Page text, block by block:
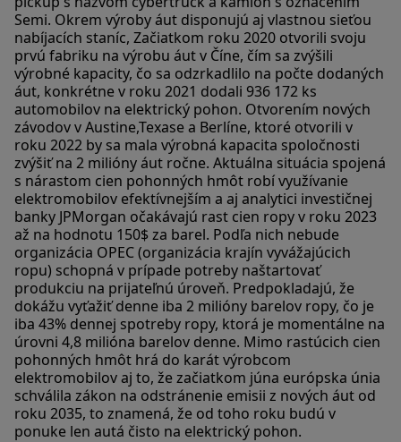
Semi. Okrem výroby áut disponujú aj vlastnou sieťou
nabíjacích staníc, Začiatkom roku 2020 otvorili svoju
prvú fabriku na výrobu áut v Číne, čím sa zvýšili
výrobné kapacity, čo sa odzrkadlilo na počte dodaných
áut, konkrétne v roku 2021 dodali 936 172 ks
automobilov na elektrický pohon. Otvorením nových
závodov v Austine,Texase a Berlíne, ktoré otvorili v
roku 2022 by sa mala výrobná kapacita spoločnosti
zvýšiť na 2 milióny áut ročne. Aktuálna situácia spojená
s nárastom cien pohonných hmôt robí využívanie
elektromobilov efektívnejším a aj analytici investičnej
banky JPMorgan očakávajú rast cien ropy v roku 2023
až na hodnotu 150$ za barel. Podľa nich nebude
organizácia OPEC (organizácia krajín vyvážajúcich
ropu) schopná v prípade potreby naštartovať
produkciu na prijateľnú úroveň. Predpokladajú, že
dokážu vyťažiť denne iba 2 milióny barelov ropy, čo je
iba 43% dennej spotreby ropy, ktorá je momentálne na
úrovni 4,8 milióna barelov denne. Mimo rastúcich cien
pohonných hmôt hrá do karát výrobcom
elektromobilov aj to, že začiatkom júna európska únia
schválila zákon na odstránenie emisii z nových áut od
roku 2035, to znamená, že od toho roku budú v
ponuke len autá čisto na elektrický pohon.